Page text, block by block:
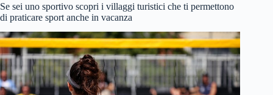
Se sei uno sportivo scopri i villaggi turistici che ti permettono
di praticare sport anche in vacanza